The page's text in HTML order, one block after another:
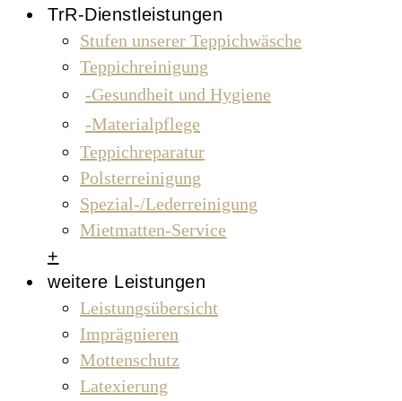
TrR-Dienstleistungen
Stufen unserer Teppichwäsche
Teppichreinigung
Gesundheit und Hygiene
Materialpflege
Teppichreparatur
Polsterreinigung
Spezial-/Lederreinigung
Mietmatten-Service
+
weitere Leistungen
Leistungsübersicht
Imprägnieren
Mottenschutz
Latexierung